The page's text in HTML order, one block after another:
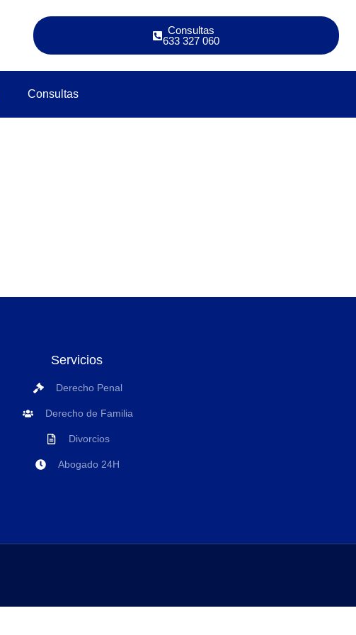
Consultas
633 327 060
Consultas
Servicios
Derecho Penal
Derecho de Familia
Divorcios
Abogado 24H